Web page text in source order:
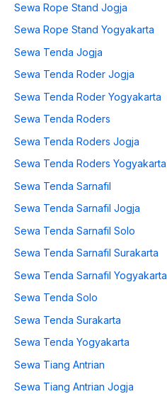
Sewa Rope Stand Jogja
Sewa Rope Stand Yogyakarta
Sewa Tenda Jogja
Sewa Tenda Roder Jogja
Sewa Tenda Roder Yogyakarta
Sewa Tenda Roders
Sewa Tenda Roders Jogja
Sewa Tenda Roders Yogyakarta
Sewa Tenda Sarnafil
Sewa Tenda Sarnafil Jogja
Sewa Tenda Sarnafil Solo
Sewa Tenda Sarnafil Surakarta
Sewa Tenda Sarnafil Yogyakarta
Sewa Tenda Solo
Sewa Tenda Surakarta
Sewa Tenda Yogyakarta
Sewa Tiang Antrian
Sewa Tiang Antrian Jogja